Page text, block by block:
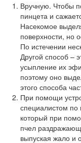
Вручную. Чтобы
пинцета и
Насекомое
поверхности, но
По истечении
Другой способ –
усыпление их
поэтому оно
этого способа
При помощи
специалистом по
который при
пчел
выпуская жало и